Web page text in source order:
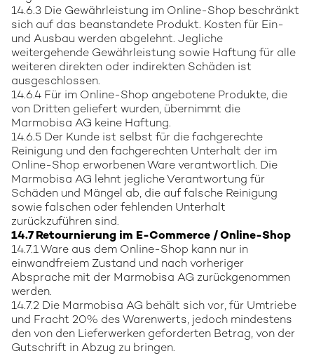
14.6.3 Die Gewährleistung im Online-Shop beschränkt
sich auf das beanstandete Produkt. Kosten für Ein-
und Ausbau werden abgelehnt. Jegliche
weitergehende Gewährleistung sowie Haftung für alle
weiteren direkten oder indirekten Schäden ist
ausgeschlossen.
14.6.4 Für im Online-Shop angebotene Produkte, die
von Dritten geliefert wurden, übernimmt die
Marmobisa AG keine Haftung.
14.6.5 Der Kunde ist selbst für die fachgerechte
Reinigung und den fachgerechten Unterhalt der im
Online-Shop erworbenen Ware verantwortlich. Die
Marmobisa AG lehnt jegliche Verantwortung für
Schäden und Mängel ab, die auf falsche Reinigung
sowie falschen oder fehlenden Unterhalt
zurückzuführen sind.
14.7 Retournierung im E-Commerce / Online-Shop
14.7.1 Ware aus dem Online-Shop kann nur in
einwandfreiem Zustand und nach vorheriger
Absprache mit der Marmobisa AG zurückgenommen
werden.
14.7.2 Die Marmobisa AG behält sich vor, für Umtriebe
und Fracht 20% des Warenwerts, jedoch mindestens
den von den Lieferwerken geforderten Betrag, von der
Gutschrift in Abzug zu bringen.